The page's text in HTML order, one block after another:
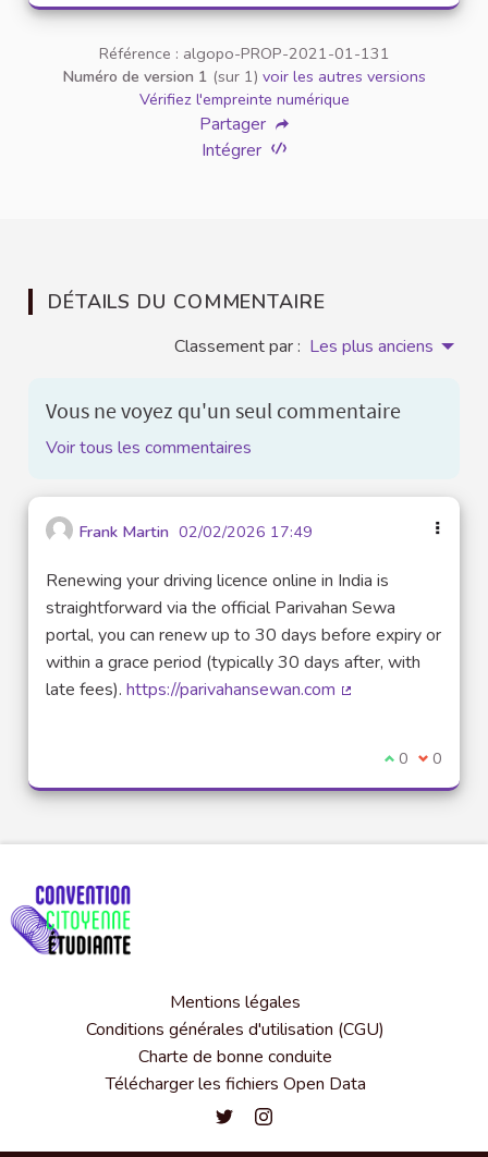
Référence : algopo-PROP-2021-01-131
Numéro de version 1 (sur 1) voir les autres versions
Vérifiez l'empreinte numérique
Partager
Intégrer
DÉTAILS DU COMMENTAIRE
Classement par : Les plus anciens
Vous ne voyez qu'un seul commentaire
Voir tous les commentaires
Frank Martin 02/02/2026 17:49
Renewing your driving licence online in India is
straightforward via the official Parivahan Sewa
portal, you can renew up to 30 days before expiry or
within a grace period (typically 30 days after, with
late fees). https://parivahansewan.com
Je suis
0 Je ne
0
Mentions légales
Conditions générales d'utilisation (CGU)
Charte de bonne conduite
Télécharger les fichiers Open Data
Convention citoyenne étudiante
Convention citoyenne